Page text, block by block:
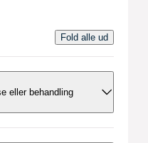
Fold alle ud
eller behandling